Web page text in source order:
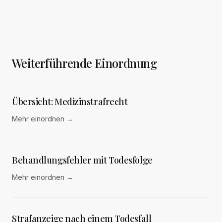
Weiterführende Einordnung
Übersicht: Medizinstrafrecht
Mehr einordnen →
Behandlungsfehler mit Todesfolge
Mehr einordnen →
Strafanzeige nach einem Todesfall